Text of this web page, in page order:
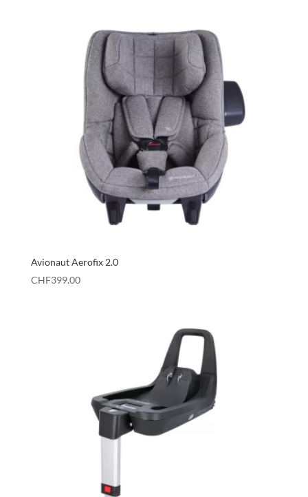
Avionaut Aerofix 2.0
CHF399.00